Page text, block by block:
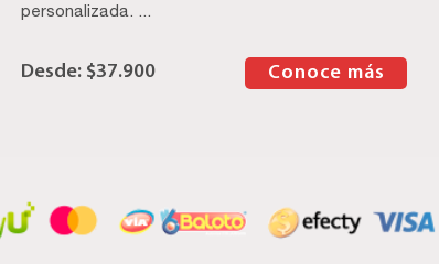
personalizada. ...
$37.900 Conoce más